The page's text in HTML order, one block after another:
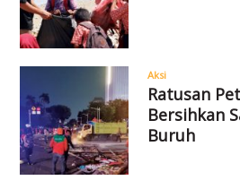
Aksi
Ratusan
Bersihkan
Buruh